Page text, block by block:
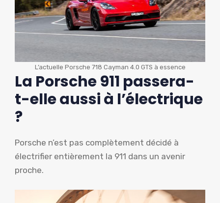
L’actuelle Porsche 718 Cayman 4.0 GTS à essence
La Porsche 911 passera-
t-elle aussi à l’électrique
?
Porsche n’est pas complètement décidé à
électrifier entièrement la 911 dans un avenir
proche.